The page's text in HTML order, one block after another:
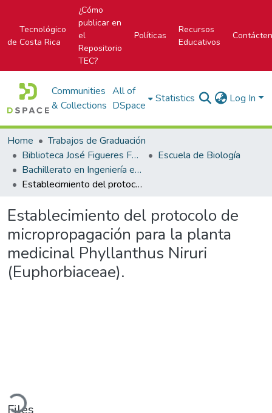
Tecnológico
de Costa Rica
¿Cómo
publicar en
el
Repositorio
TEC?
Políticas
Recursos
Educativos
Communities
& Collections
All of
DSpace
Statistics Log In
Home
Trabajos de Graduación
Biblioteca José Figueres Ferrer
Escuela de Biología
Bachillerato en Ingeniería en Biotecnología
Establecimiento del protocolo de micropropagación para la planta medicinal Phyllanthus Niruri (Euphorbiaceae).
Establecimiento del protocolo de
micropropagación para la planta
medicinal Phyllanthus Niruri
(Euphorbiaceae).
Files